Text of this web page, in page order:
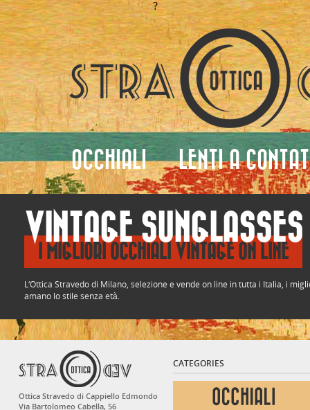
?
OCCHIALI LENTI A
VINTAGE SUNGLASSES
I MIGLIORI OCCHIALI VINTAGE ON LINE
L‘Ottica Stravedo di Milano, selezione e vende on line in tutta i Italia, i
amano lo stile senza età.
Ottica Stravedo di Cappiello Edmondo
Via Bartolomeo Cabella, 56
CATEGORIES